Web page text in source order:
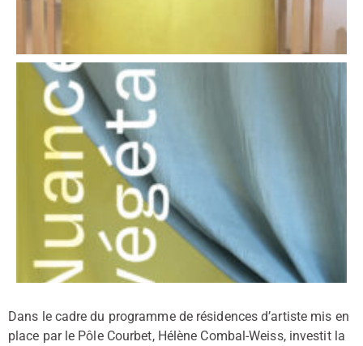
Dans le cadre du programme de résidences d’artiste mis en
place par le Pôle Courbet, Hélène Combal-Weiss, investit la